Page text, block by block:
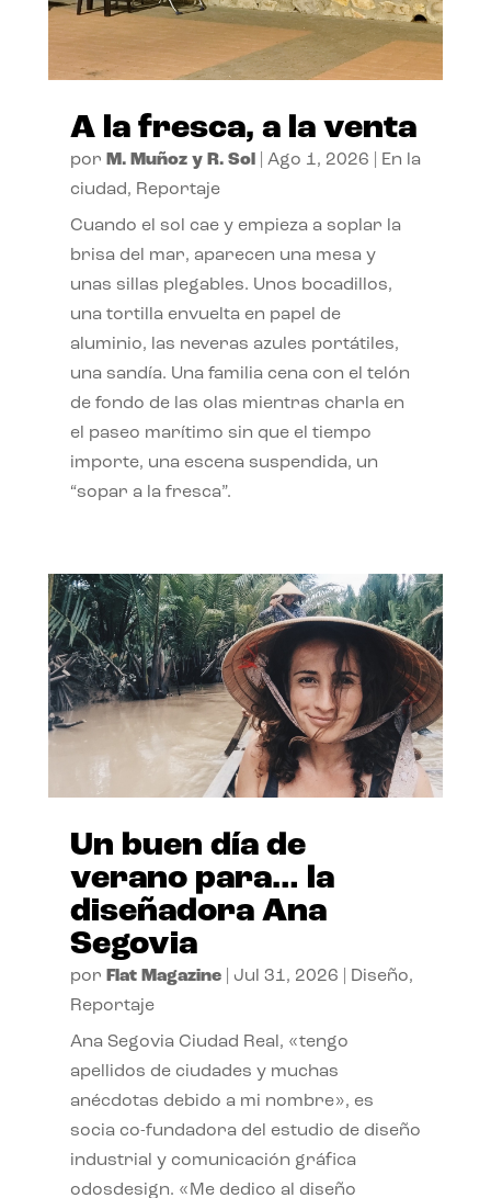
A la fresca, a la venta
por M. Muñoz y R. Sol| Ago 1, 2026
En la
ciudad, Reportaje
Cuando el sol cae y empieza a soplar la
brisa del mar, aparecen una mesa y
unas sillas plegables. Unos bocadillos,
una tortilla envuelta en papel de
aluminio, las neveras azules portátiles,
una sandía. Una familia cena con el telón
de fondo de las olas mientras charla en
el paseo marítimo sin que el tiempo
importe, una escena suspendida, un
“sopar a la fresca”.
Un buen día de
verano para… la
diseñadora Ana
Segovia
por Flat Magazine| Jul 31, 2026 Diseño,
Reportaje
Ana Segovia Ciudad Real, «tengo
apellidos de ciudades y muchas
anécdotas debido a mi nombre», es
socia co-fundadora del estudio de diseño
industrial y comunicación gráfica
odosdesign. «Me dedico al diseño